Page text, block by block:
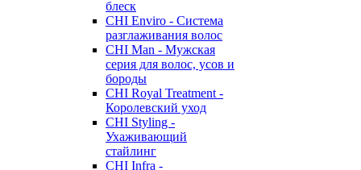
блеск
CHI Enviro - Система
разглаживания волос
CHI Man - Мужская
серия для волос, усов и
бороды
CHI Royal Treatment -
Королевский уход
CHI Styling -
Ухаживающий
стайлинг
CHI Infra -